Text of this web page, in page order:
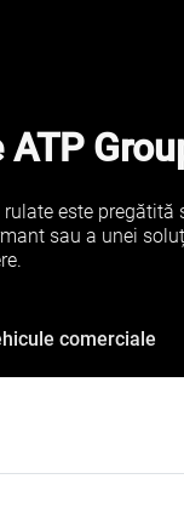
este
sau a unei
comerciale